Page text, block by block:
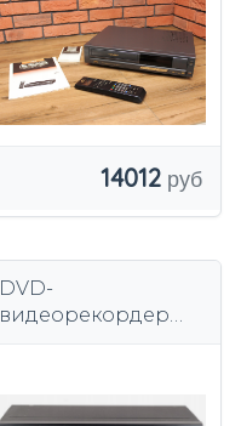
14012
DVD-
видеорекордер